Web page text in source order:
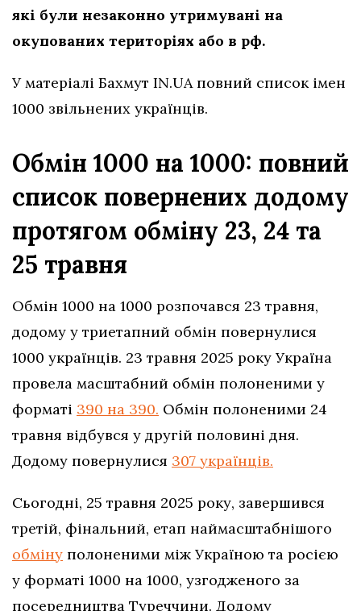
які були незаконно утримувані на
окупованих територіях або в рф.
У матеріалі Бахмут IN.UA повний список імен
1000 звільнених українців.
Обмін 1000 на 1000: повний
список повернених додому
протягом обміну 23, 24 та
25 травня
Обмін 1000 на 1000 розпочався 23 травня,
додому у триетапний обмін повернулися
1000 українців. 23 травня 2025 року Україна
провела масштабний обмін полоненими у
форматі 390 на 390. Обмін полоненими 24
травня відбувся у другій половині дня.
Додому повернулися 307 українців.
Сьогодні, 25 травня 2025 року, завершився
третій, фінальний, етап наймасштабнішого
обміну полоненими між Україною та росією
у форматі 1000 на 1000, узгодженого за
посередництва Туреччини. Додому